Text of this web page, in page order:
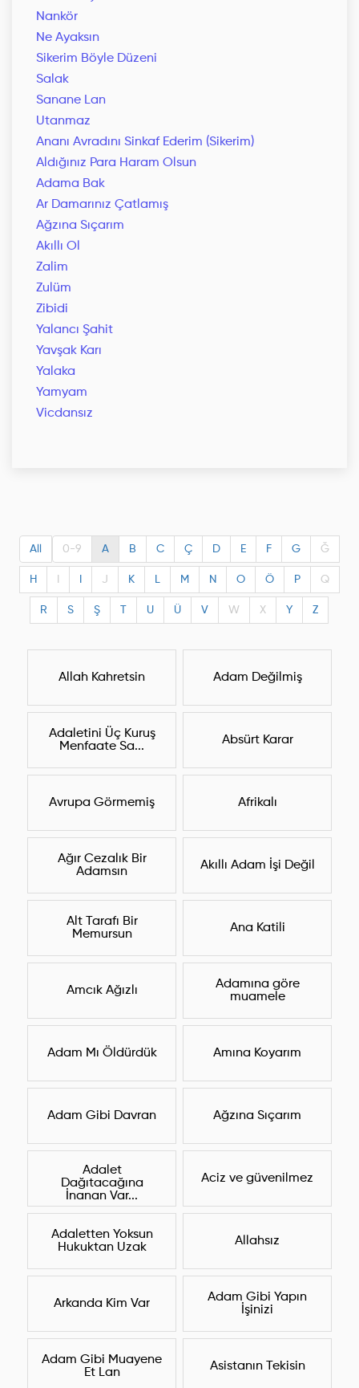
Nankör
Ne Ayaksın
Sikerim Böyle Düzeni
Salak
Sanane Lan
Utanmaz
Ananı Avradını Sinkaf Ederim (Sikerim)
Aldığınız Para Haram Olsun
Adama Bak
Ar Damarınız Çatlamış
Ağzına Sıçarım
Akıllı Ol
Zalim
Zulüm
Zibidi
Yalancı Şahit
Yavşak Karı
Yalaka
Yamyam
Vicdansız
All 0-9 A B C Ç D E F G Ğ
H J K L M N O Ö P Q
R S Ş U Ü V W X Y Z
Allah Kahretsin Adam Değilmiş
Adaletini Üç Kuruş
Menfaate Sa...
Absürt Karar
Avrupa Görmemiş Afrikalı
Ağır Cezalık Bir
Adamsın
Akıllı Adam İşi Değil
Alt Tarafı Bir
Memursun
Ana Katili
Amcık Ağızlı
Adamına göre
muamele
Adam Mı Öldürdük Amına Koyarım
Adam Gibi Davran Ağzına Sıçarım
Adalet
Dağıtacağına
İnanan Var...
Aciz ve güvenilmez
Adaletten Yoksun
Hukuktan Uzak
Allahsız
Arkanda Kim Var
Adam Gibi Yapın
İşinizi
Adam Gibi Muayene
Et Lan
Asistanın Tekisin